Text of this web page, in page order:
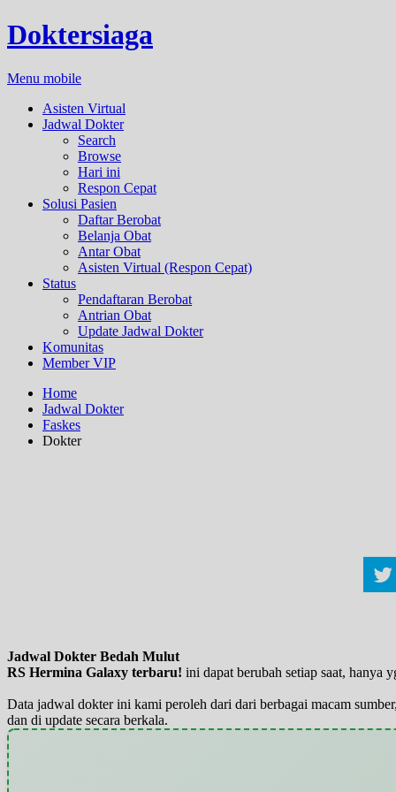
Doktersiaga
Menu mobile
Asisten Virtual
Jadwal Dokter
Search
Browse
Hari ini
Respon Cepat
Solusi Pasien
Daftar Berobat
Belanja Obat
Antar Obat
Asisten Virtual (Respon Cepat)
Status
Pendaftaran Berobat
Antrian Obat
Update Jadwal Dokter
Komunitas
Member VIP
Home
Jadwal Dokter
Faskes
Dokter
Jadwal Dokter Bedah Mulut
RS Hermina Galaxy terbaru! ini dapat berubah setiap saat, hanya
Data jadwal dokter ini kami peroleh dari dari berbagai macam
dan di update secara berkala.